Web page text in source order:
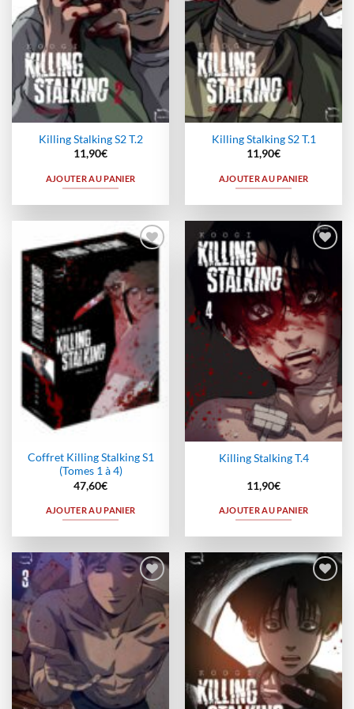
Killing Stalking S2 T.2
11,90€
AJOUTER AU PANIER
Killing Stalking S2 T.1
11,90€
AJOUTER AU PANIER
Ajouter
Coffret Killing Stalking S1
(Tomes 1 à 4)
47,60€
AJOUTER AU PANIER
à la
wishlist
Killing Stalking T.4
11,90€
AJOUTER AU PANIER
Ajouter
wishlist
wishlist